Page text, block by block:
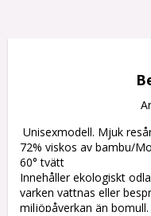
72% viskos av bambu/
60° tvätt
Innehåller ekologiskt
varken vattnas eller
miljöpåverkan än